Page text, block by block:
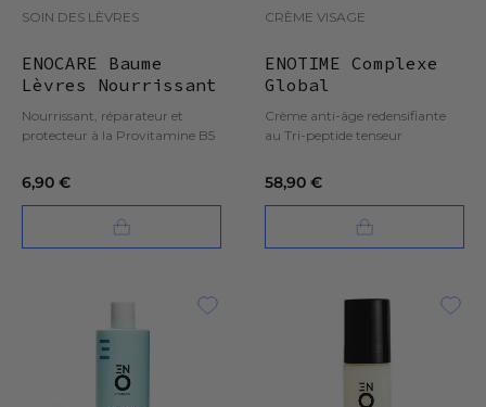
SOIN DES LÈVRES
ENOCARE Baume
Lèvres Nourrissant
Nourrissant, réparateur et
protecteur à la Provitamine B5
6,90 €
CRÈME VISAGE
ENOTIME Complexe
Global
Crème anti-âge redensifiante
au Tri-peptide tenseur
58,90 €